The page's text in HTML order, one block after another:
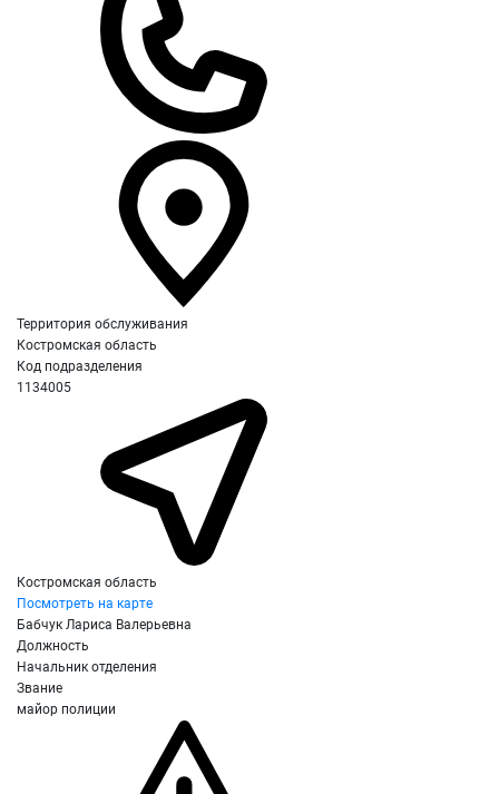
Территория обслуживания
Костромская область
Код подразделения
1134005
Костромская область
Посмотреть на карте
Бабчук Лариса Валерьевна
Должность
Начальник отделения
Звание
майор полиции